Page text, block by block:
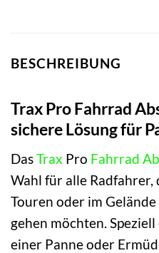
BESCHREIBUNG
Trax Pro Fahrrad
sichere Lösung für
DasTrax Pro Fahrrad
Wahl für alle Radfahrer,
Touren oder im
gehen möchten.
einer Panne oder